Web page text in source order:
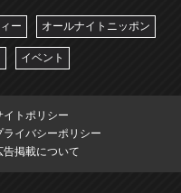
ー オールナイトニッポン
イベント
イトポリシー
ライバシーポリシー
告掲載について